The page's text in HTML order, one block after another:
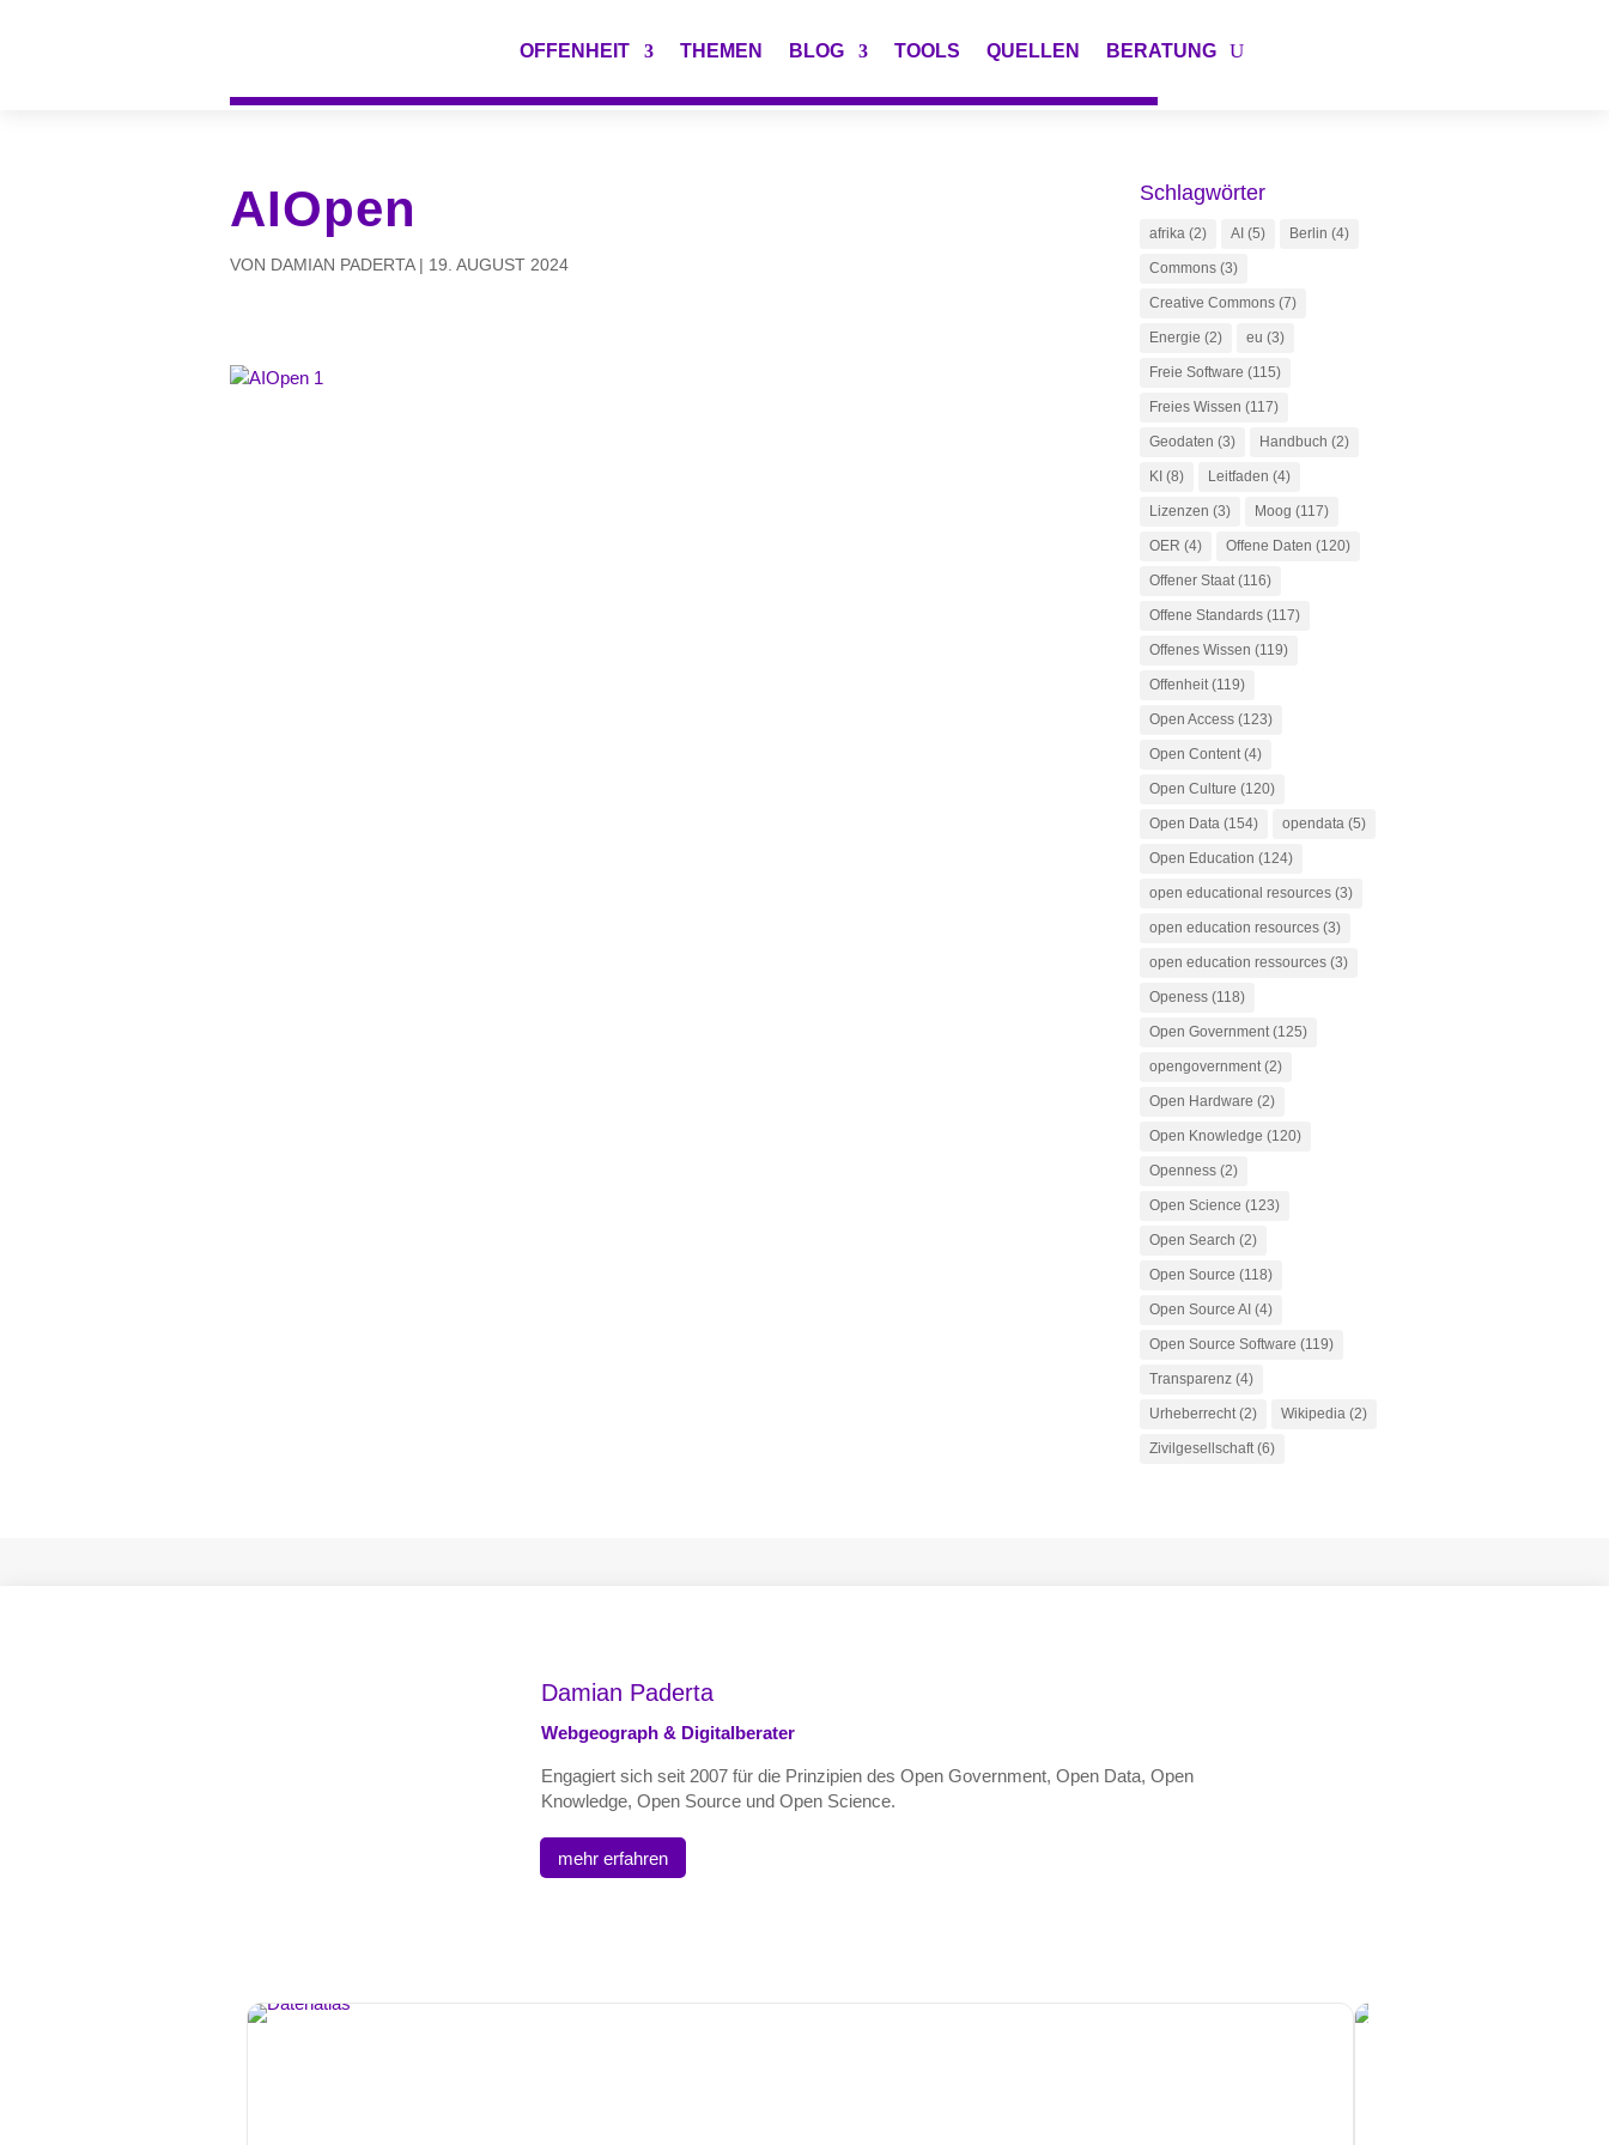
OFFENHEIT THEMEN BLOG TOOLS QUELLEN BERATUNG
AIOpen
VON DAMIAN PADERTA| 19. AUGUST 2024
Schlagwörter
afrika(2) AI (5) Berlin (4)
Commons(3)
Creative Commons(7)
Energie (2) eu (3)
Freie Software (115)
Freies Wissen (117)
Geodaten (3) Handbuch (2)
KI (8) Leitfaden (4)
Lizenzen (3) Moog (117)
OER (4) Offene Daten (120)
Offener Staat(116)
Offene Standards(117)
Offenes Wissen (119)
Offenheit(119)
Open Access(123)
Open Content(4)
Open Culture (120)
Open Data(154) opendata(5)
Open Education (124)
open educational resources(3)
open education resources(3)
open education ressources(3)
Openess(118)
Open Government(125)
opengovernment(2)
Open Hardware (2)
Open Knowledge (120)
Openness(2)
Open Science (123)
Open Search (2)
Open Source (118)
Open Source AI (4)
Open Source Software (119)
Transparenz(4)
Urheberrecht(2) Wikipedia(2)
Zivilgesellschaft(6)
Damian Paderta
Webgeograph & Digitalberater
Engagiert sich seit 2007 für die Prinzipien des Open Government, Open Data, Open
Knowledge, Open Source und Open Science.
mehr erfahren